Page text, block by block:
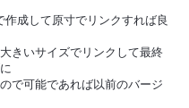
作成して原寸でリンクすれば良
きいサイズでリンクして最終
で可能であれば以前のバージ